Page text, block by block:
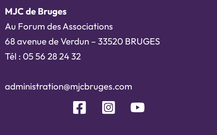
MJC de Bruges
Au Forum des Associations
68 avenue de Verdun – 33520 BRUGES
Tél : 05 56 28 24 32
administration@mjcbruges.com